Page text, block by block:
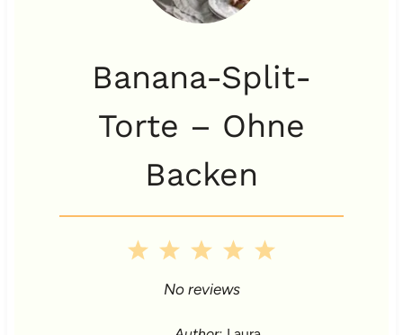
Banana-Split-
Torte – Ohne
Backen
5
4
t
3
S
t
2
S
t
1
No reviews